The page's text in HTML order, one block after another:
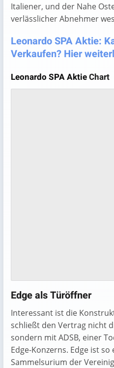
Italiener, und der Nahe
verlässlicher Abnehmer
Leonardo SPA Aktie:
Verkaufen? Hier
Leonardo SPA AktieChart
Edge als Türöffner
Interessant ist die
schließt den Vertrag nicht
sondern mit ADSB, einer
Edge-Konzerns. Edge ist
Sammelsurium der